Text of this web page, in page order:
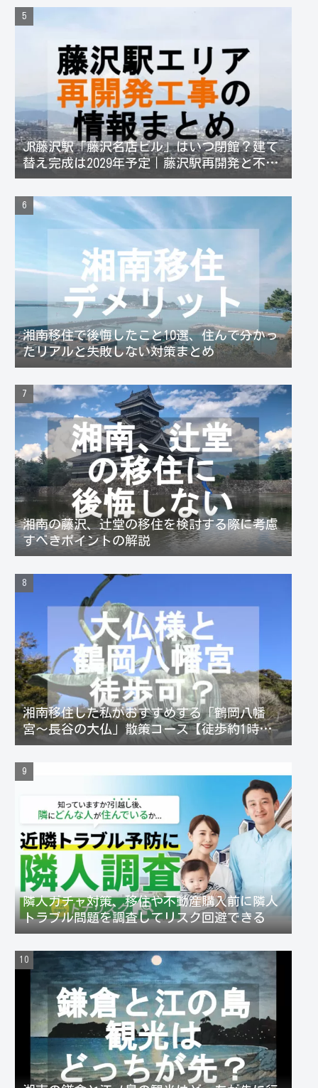
JR藤沢駅「藤沢名店ビル」はいつ閉館？建て
替え完成は2029年予定｜藤沢駅再開発と不動
産価格への影響
湘南移住で後悔したこと10選、住んで分かっ
たリアルと失敗しない対策まとめ
湘南の藤沢、辻堂の移住を検討する際に考慮
すべきポイントの解説
湘南移住した私がおすすめする「鶴岡八幡
宮〜長谷の大仏」散策コース【徒歩約1時
間】
隣人ガチャ対策、移住や不動産購入前に隣人
トラブル問題を調査してリスク回避できる